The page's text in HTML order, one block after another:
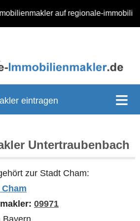
auf regionale-
eintragen
Untertraubenbach
zur Stadt Cham:
09971
Bayern